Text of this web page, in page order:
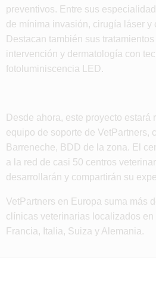
preventivos. Entre sus
de mínima invasión, cirugía láser y
Destacan también sus
intervención y dermatología con
fotoluminiscencia LED.
Desde ahora, este proyecto estará
equipo de soporte de VetPartners,
Barreneche, BDD de la zona. El
a la red de casi 50 centros
desarrollarán y compartirán su
VetPartners en Europa suma más
clínicas veterinarias localizados en
Francia, Italia, Suiza y Alemania.